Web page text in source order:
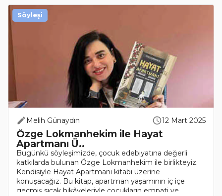
Melih Günaydın 12 Mart 2025
Özge Lokmanhekim ile Hayat
Apartmanı Ü..
Bugünkü söyleşimizde, çocuk edebiyatına değerli
katkılarda bulunan Özge Lokmanhekim ile birlikteyiz.
Kendisiyle Hayat Apartmanı kitabı üzerine
konuşacağız. Bu kitap, apartman yaşamının iç içe
geçmiş sıcak hikâyeleriyle çocukların empati ve
Söyleşi